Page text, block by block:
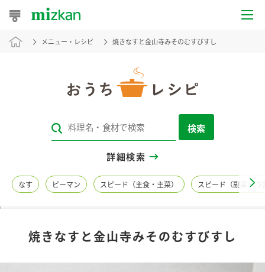
おうちレシピ
レシピカテゴリ一覧
レシピ名特集
商品情報
メニュー・レシピ 焼きなすと金山寺みそのむすびすし
検索
詳細検索
なす ピーマン スピード（主食・主菜） スピード（副菜・つ
焼きなすと金山寺みそのむすびすし